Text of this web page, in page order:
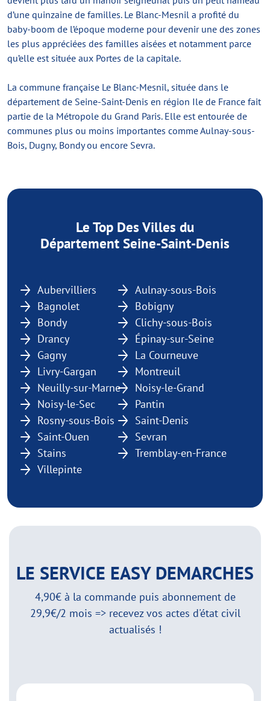
d’une quinzaine de familles. Le Blanc-Mesnil a profité du
baby-boom de l’époque moderne pour devenir une des zones
les plus appréciées des familles aisées et notamment parce
qu’elle est située aux Portes de la capitale.
La commune française Le Blanc-Mesnil, située dans le
département de Seine-Saint-Denis en région Ile de France fait
partie de la Métropole du Grand Paris. Elle est entourée de
communes plus ou moins importantes comme Aulnay-sous-
Bois, Dugny, Bondy ou encore Sevra.
Le Top Des Villes du
Département Seine-Saint-Denis
Aubervilliers
Aulnay-sous-Bois
Bagnolet
Bobigny
Bondy
Clichy-sous-Bois
Drancy
Épinay-sur-Seine
Gagny
La Courneuve
Livry-Gargan
Montreuil
Neuilly-sur-Marne
Noisy-le-Grand
Noisy-le-Sec
Pantin
Rosny-sous-Bois
Saint-Denis
Saint-Ouen
Sevran
Stains
Tremblay-en-France
Villepinte
LE SERVICE EASY DEMARCHES
4,90€ à la commande puis abonnement de
29,9€/2 mois => recevez vos actes d'état civil
actualisés !